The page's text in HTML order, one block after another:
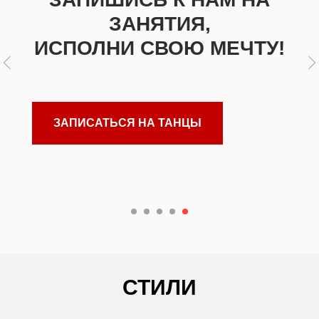
ЗАНЯТИЯ,
ИСПОЛНИ СВОЮ МЕЧТУ!
ЗАПИСАТЬСЯ НА ТАНЦЫ
СТИЛИ